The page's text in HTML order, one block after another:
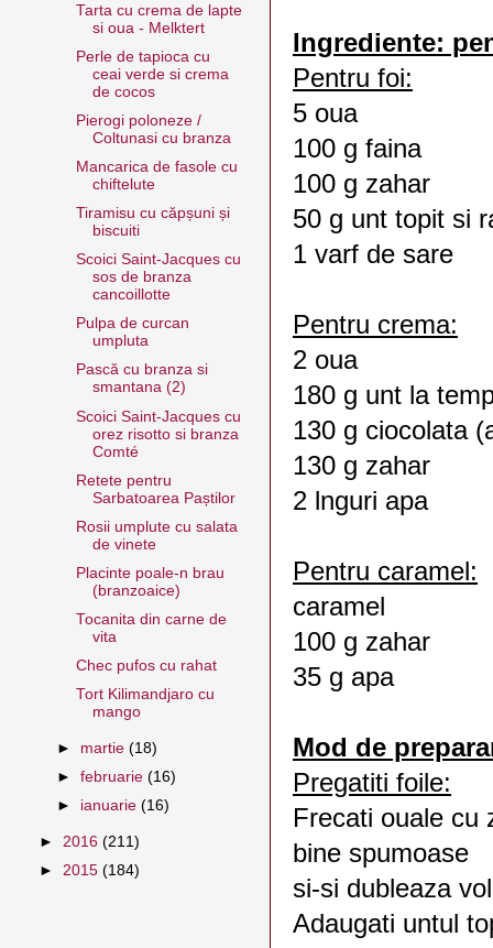
Ingrediente:
Pentru foi:
5 oua
100 g faina
100 g zahar
50 g unt topit si
1 varf de sare
Pentru crema:
2 oua
180 g unt la
130 g ciocolata
130 g zahar
2 lnguri apa
Pentru caramel:
caramel
100 g zahar
35 g apa
Mod de
Pregatiti foile:
Frecati ouale cu
bine spumoase
si-si dubleaza
Adaugati untul
Tarta cu crema de lapte
si oua - Melktert
Perle de tapioca cu
ceai verde si crema
de cocos
Pierogi poloneze /
Coltunasi cu branza
Mancarica de fasole cu
chiftelute
Tiramisu cu căpșuni și
biscuiti
Scoici Saint-Jacques cu
sos de branza
cancoillotte
Pulpa de curcan
umpluta
Pască cu branza si
smantana (2)
Scoici Saint-Jacques cu
orez risotto si branza
Comté
Retete pentru
Sarbatoarea Paștilor
Rosii umplute cu salata
de vinete
Placinte poale-n brau
(branzoaice)
Tocanita din carne de
vita
Chec pufos cu rahat
Tort Kilimandjaro cu
mango
► martie(18)
►februarie(16)
► ianuarie(16)
► 2016 (211)
► 2015 (184)